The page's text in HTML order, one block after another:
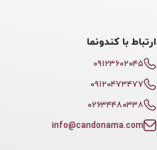
ارتباط با کندونما
۰۹۱۲۳۶۰۲۰۴۵
۰۹۱۲۰۴۷۳۴۷۷
۰۲۶۳۴۴۸۰۳۳۸
info@candonama.com